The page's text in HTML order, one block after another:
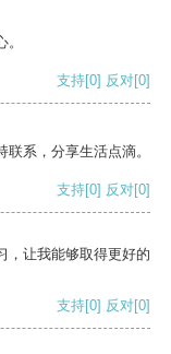
支持[0] 反对[0]
系，分享生活点滴。
支持[0] 反对[0]
，让我能够取得更好的
支持[0] 反对[0]